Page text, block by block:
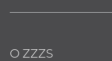
O ZZZS